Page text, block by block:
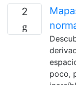
2
poco,